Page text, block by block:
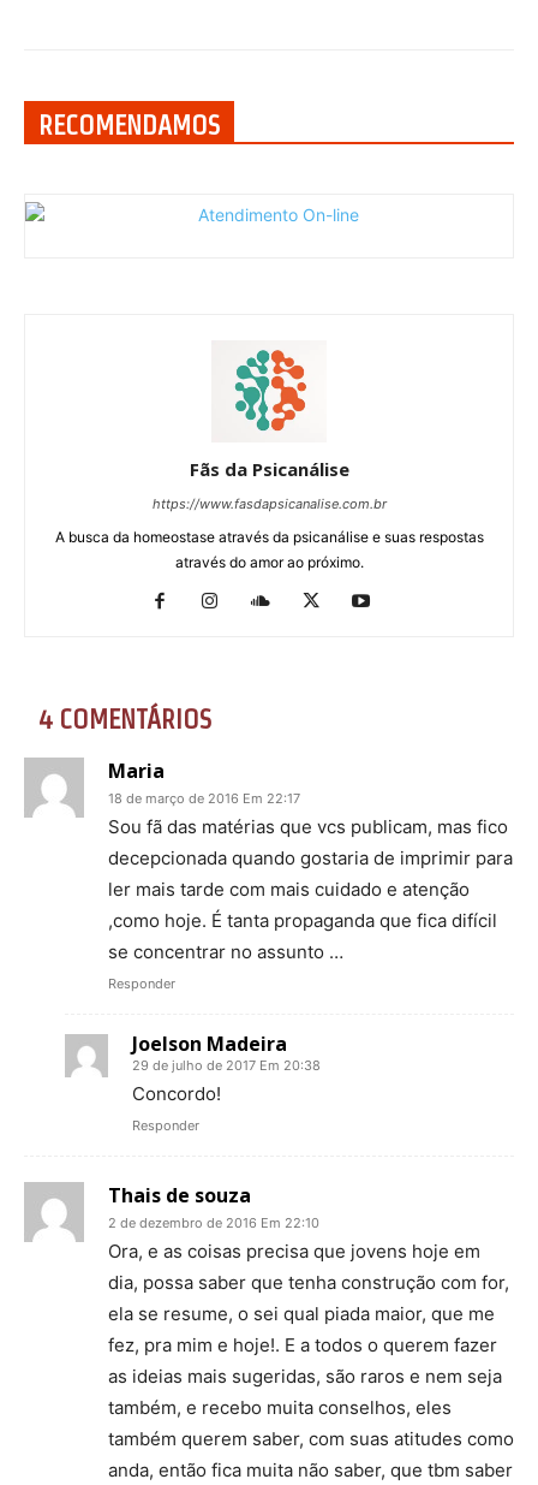
RECOMENDAMOS
Fãs da Psicanálise
https://www.fasdapsicanalise.com.br
A busca da homeostase através da psicanálise e suas respostas
através do amor ao próximo.
4 COMENTÁRIOS
Maria
18 de março de 2016 Em 22:17
Sou fã das matérias que vcs publicam, mas fico
decepcionada quando gostaria de imprimir para
ler mais tarde com mais cuidado e atenção
,como hoje. É tanta propaganda que fica difícil
se concentrar no assunto …
Responder
Joelson Madeira
29 de julho de 2017 Em 20:38
Concordo!
Responder
Thais de souza
2 de dezembro de 2016 Em 22:10
Ora, e as coisas precisa que jovens hoje em
dia, possa saber que tenha construção com for,
ela se resume, o sei qual piada maior, que me
fez, pra mim e hoje!. E a todos o querem fazer
as ideias mais sugeridas, são raros e nem seja
também, e recebo muita conselhos, eles
também querem saber, com suas atitudes como
anda, então fica muita não saber, que tbm saber